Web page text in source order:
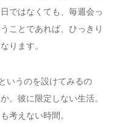
ではなくても、毎週会っ
ことであれば、ひっきり
ります。
いうのを設けてみるの
。彼に限定しない生活。
考えない時間。